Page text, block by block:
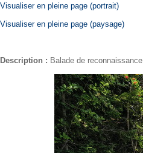
Visualiser en pleine page (portrait)
Visualiser en pleine page (paysage)
Description : Balade de reconnaissance.